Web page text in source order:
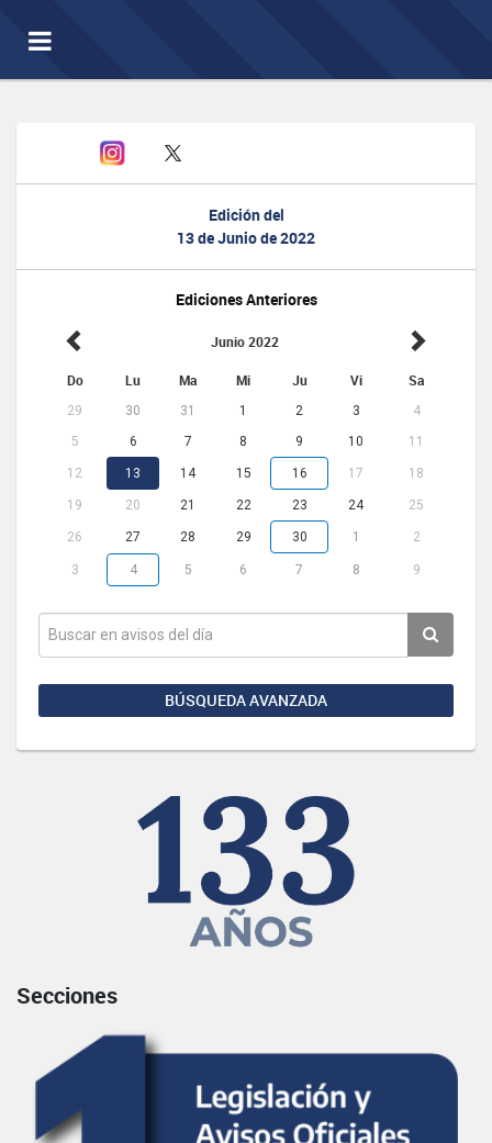
Toggle
navigation
Edición del
13 de Junio de 2022
Ediciones Anteriores
Junio 2022
Do Lu Ma Mi Ju Vi Sa
29 30 31 1 2 3
4
5
6 7 8 9 10 11
12 13 14 15 16 17 18
19 20 21 22 23 24 25
26 27 28 29 30 1 2
3 4 5 6 7 8 9
BÚSQUEDA AVANZADA
Secciones